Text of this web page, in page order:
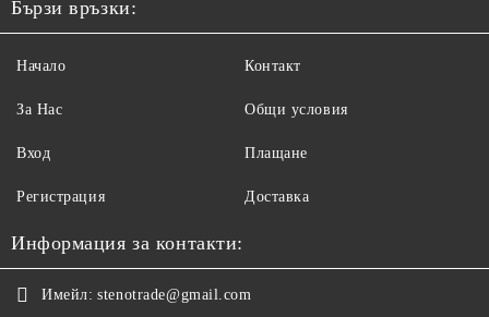
Бързи връзки:
Начало
За Нас
Вход
Регистрация
Контакт
Общи условия
Плащане
Доставка
Информация за контакти:
Имейл: stenotrade@gmail.com